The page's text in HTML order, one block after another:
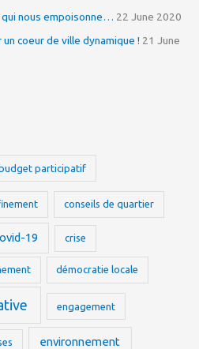
qui nous empoisonne… 22 June 2020
coeur de ville dynamique ! 21 June
budget participatif
conseils de quartier
19 crise
démocratie locale
engagement
environnement